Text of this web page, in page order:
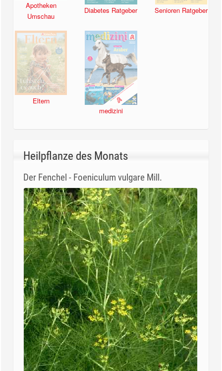
Apotheken
Umschau
Diabetes Ratgeber Senioren Ratgeber
Eltern
medizini
Heilpflanze des Monats
Der Fenchel - Foeniculum vulgare Mill.